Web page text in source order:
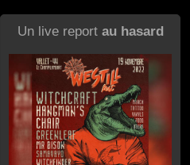
Un live report au hasard